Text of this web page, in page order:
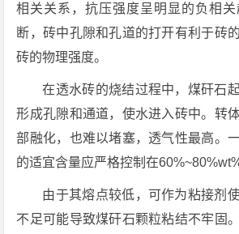
相关关系，抗压强度呈明显的负相
断，砖中孔隙和孔道的打开有利于砖
砖的物理强度。
在透水砖的烧结过程中，煤矸石
形成孔隙和通道，使水进入砖中。转
部融化，也难以堵塞，透气性最高。
的适宜含量应严格控制在60%~80%wt%
由于其熔点较低，可作为粘接剂
不足可能导致煤矸石颗粒粘结不牢固